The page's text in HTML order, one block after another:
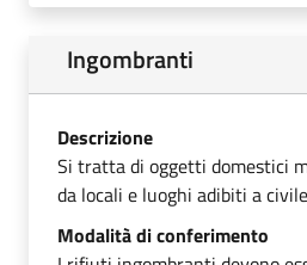
Ingombranti
Descrizione
Si tratta di oggetti domestici
da locali e luoghi adibiti a
Modalità di conferimento